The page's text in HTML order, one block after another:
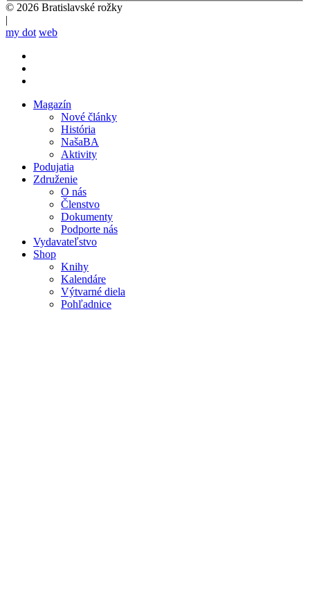
© 2026 Bratislavské rožky
|
my dot web
Magazín
Nové články
História
NašaBA
Aktivity
Podujatia
Združenie
O nás
Členstvo
Dokumenty
Podporte nás
Vydavateľstvo
Shop
Knihy
Kalendáre
Výtvarné diela
Pohľadnice